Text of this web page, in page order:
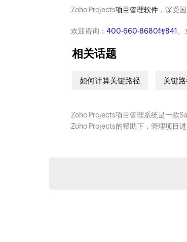
Zoho Projects项目管理软件，深受
欢迎咨询： 400-660-8680转841 。
相关话题
如何计算关键路径 关键
Zoho Projects项目管理系统是一款
Zoho Projects的帮助下，管理项目